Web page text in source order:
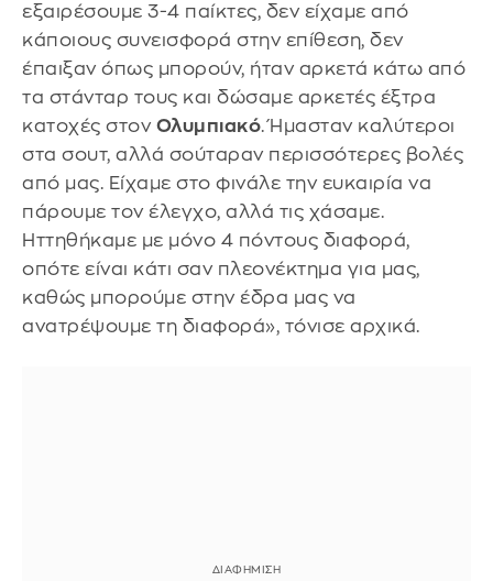
εξαιρέσουμε 3-4 παίκτες, δεν είχαμε από
κάποιους συνεισφορά στην επίθεση, δεν
έπαιξαν όπως μπορούν, ήταν αρκετά κάτω από
τα στάνταρ τους και δώσαμε αρκετές έξτρα
κατοχές στον Ολυμπιακό. Ήμασταν καλύτεροι
στα σουτ, αλλά σούταραν περισσότερες βολές
από μας. Είχαμε στο φινάλε την ευκαιρία να
πάρουμε τον έλεγχο, αλλά τις χάσαμε.
Ηττηθήκαμε με μόνο 4 πόντους διαφορά,
οπότε είναι κάτι σαν πλεονέκτημα για μας,
καθώς μπορούμε στην έδρα μας να
ανατρέψουμε τη διαφορά», τόνισε αρχικά.